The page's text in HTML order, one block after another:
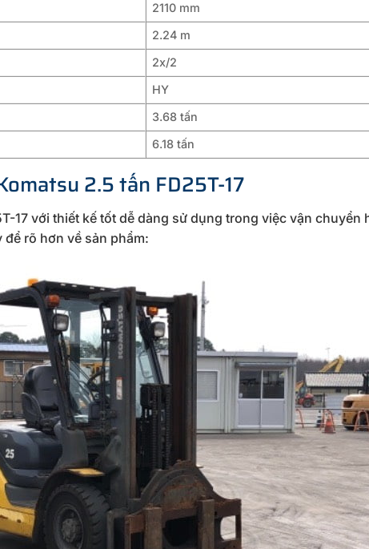
2110 mm
2.24 m
2x/2
HY
3.68 tấn
6.18 tấn
2.5 tấn FD25T-17
17 với thiết kế tốt dễ dàng sử dụng trong việc vận chuyển
rõ hơn về sản phẩm: